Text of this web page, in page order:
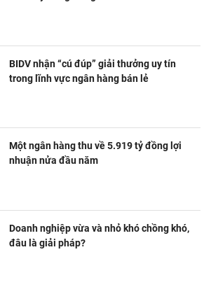
BIDV nhận “cú đúp” giải thưởng uy tín
trong lĩnh vực ngân hàng bán lẻ
Một ngân hàng thu về 5.919 tỷ đồng lợi
nhuận nửa đầu năm
Doanh nghiệp vừa và nhỏ khó chồng khó,
đâu là giải pháp?